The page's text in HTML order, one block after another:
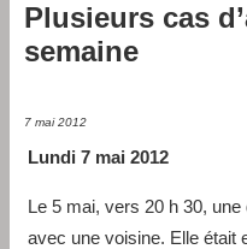
Plusieurs cas
semaine
7 mai 2012
Lundi 7 mai 2012
Le 5 mai, vers 20 h 30,
avec une voisine. Elle était